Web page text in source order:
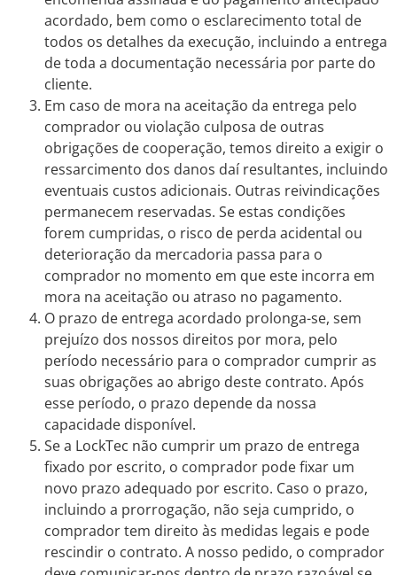
acordado, bem como o esclarecimento total de
todos os detalhes da execução, incluindo a entrega
de toda a documentação necessária por parte do
cliente.
Em caso de mora na aceitação da entrega pelo
comprador ou violação culposa de outras
obrigações de cooperação, temos direito a exigir o
ressarcimento dos danos daí resultantes, incluindo
eventuais custos adicionais. Outras reivindicações
permanecem reservadas. Se estas condições
forem cumpridas, o risco de perda acidental ou
deterioração da mercadoria passa para o
comprador no momento em que este incorra em
mora na aceitação ou atraso no pagamento.
O prazo de entrega acordado prolonga-se, sem
prejuízo dos nossos direitos por mora, pelo
período necessário para o comprador cumprir as
suas obrigações ao abrigo deste contrato. Após
esse período, o prazo depende da nossa
capacidade disponível.
Se a LockTec não cumprir um prazo de entrega
fixado por escrito, o comprador pode fixar um
novo prazo adequado por escrito. Caso o prazo,
incluindo a prorrogação, não seja cumprido, o
comprador tem direito às medidas legais e pode
rescindir o contrato. A nosso pedido, o comprador